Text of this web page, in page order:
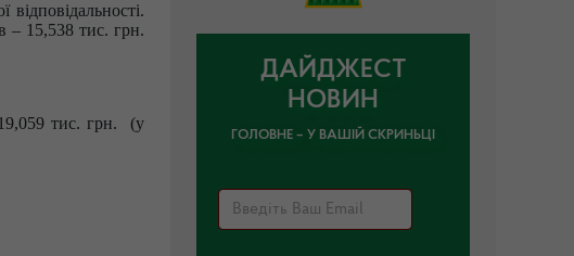
– 15,538 тис. грн.
19,059 тис. грн. (у
ДАЙДЖЕСТ
НОВИН
ГОЛОВНЕ – У ВАШІЙ СКРИНЬЦІ